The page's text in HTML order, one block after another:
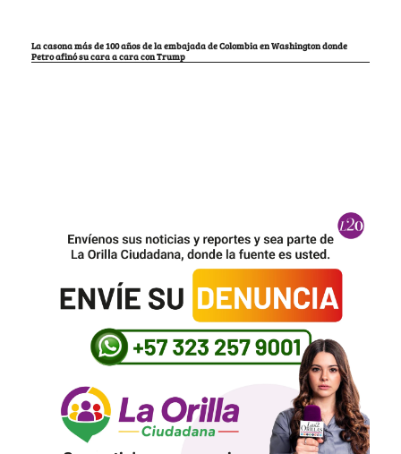
La casona más de 100 años de la embajada de Colombia en Washington donde
Petro afinó su cara a cara con Trump